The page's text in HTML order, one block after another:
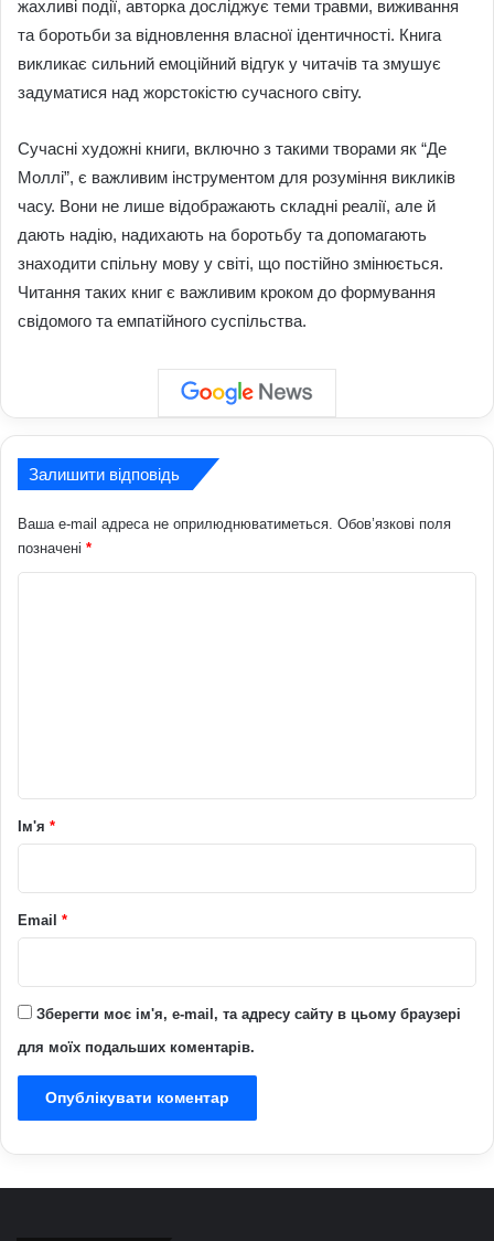
жахливі події, авторка досліджує теми травми, виживання
та боротьби за відновлення власної ідентичності. Книга
викликає сильний емоційний відгук у читачів та змушує
задуматися над жорстокістю сучасного світу.
Сучасні художні книги, включно з такими творами як “Де
Моллі”, є важливим інструментом для розуміння викликів
часу. Вони не лише відображають складні реалії, але й
дають надію, надихають на боротьбу та допомагають
знаходити спільну мову у світі, що постійно змінюється.
Читання таких книг є важливим кроком до формування
свідомого та емпатійного суспільства.
Залишити відповідь
Ваша e-mail адреса не оприлюднюватиметься. Обов’язкові поля
позначені *
рІм'я *
Email *
Зберегти моє ім'я, e-mail, та адресу сайту в цьому браузері
для моїх подальших коментарів.